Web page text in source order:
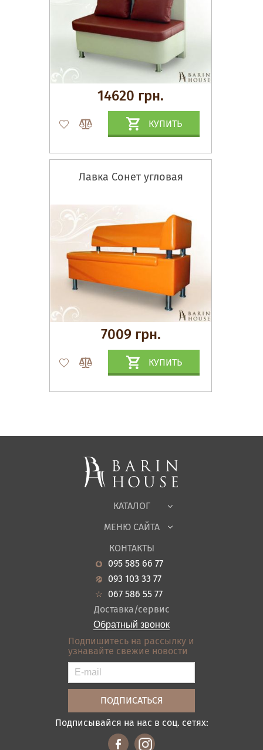
14620 грн.
КУПИТЬ
Лавка Сонет угловая
7009 грн.
КУПИТЬ
КАТАЛОГ
Спальни, Кровати
Корпусная мебель
Офисная мебель
Садовая мебель
Гостиная
Кухня
Прихожие
Ванная
Акции
МЕНЮ САЙТА
О нас
Новости
Гарантия
Кредит
Оплата и доставка
Отзывы
Контакты
Карта сайта
Условия покупки
КОНТАКТЫ
095 585 66 77
093 103 33 77
067 586 55 77
Доставка/сервис
Обратный звонок
Подпишитесь на рассылку и
узнавайте свежие новости
Подписывайся на нас в соц. сетях: